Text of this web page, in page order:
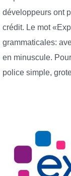
développeurs ont
crédit. Le mot
grammaticales:
en minuscule.
police simple,